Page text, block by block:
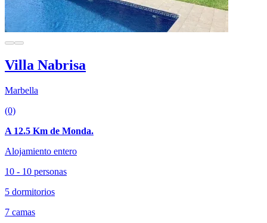
Villa Nabrisa
Marbella
(0)
A 12.5 Km de Monda.
Alojamiento entero
10 - 10 personas
5 dormitorios
7 camas